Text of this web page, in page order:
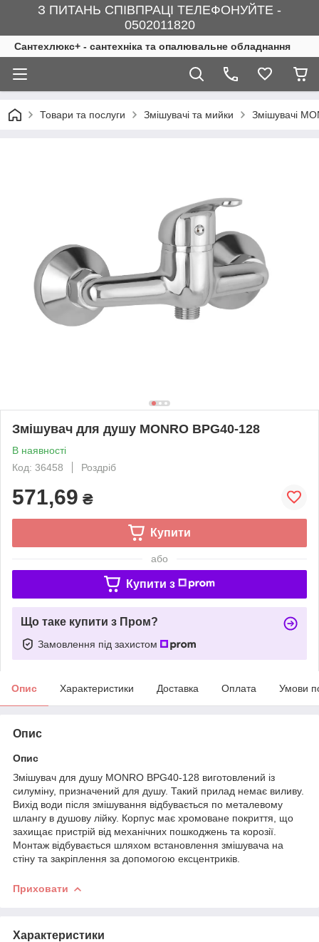
З ПИТАНЬ СПІВПРАЦІ ТЕЛЕФОНУЙТЕ -
0502011820
Сантехлюкс+ - сантехніка та опалювальне обладнання
Товари та послуги Змішувачі та мийки Змішувачі
Змішувач для душу MONRO BPG40-128
В наявності
Код: 36458
Роздріб
571,69 ₴
Купити
або
Купити з
Що таке купити з Пром?
Замовлення під захистом
Опис Характеристики Доставка Оплата Умови
Опис
Опис
Змішувач для душу MONRO BPG40-128 виготовлений із
силуміну, призначений для душу. Такий прилад немає виливу.
Вихід води після змішування відбувається по металевому
шлангу в душову лійку. Корпус має хромоване покриття, що
захищає пристрій від механічних пошкоджень та корозії.
Монтаж відбувається шляхом встановлення змішувача на
стіну та закріплення за допомогою ексцентриків.
Приховати
Характеристики